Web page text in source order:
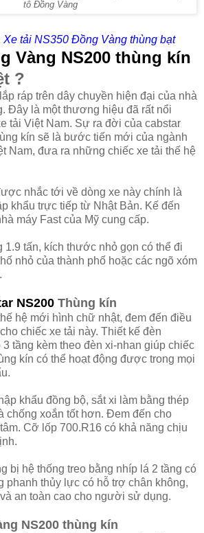
tô Đồng Vàng
Xe tải NS350 Đồng Vàng thùng bạt
Vàng NS200 thùng kín
?
ráp trên dây chuyền hiện đại của nhà
Đây là một thương hiệu đã rất nổi
tải Việt Nam. Sự ra đời của cabstar
kín sẽ là bước tiến mới của ngành
Nam, đưa ra những chiếc xe tải thế hệ
nhắc tới về dòng xe này chính là
khẩu trực tiếp từ Nhật Bản. Kế đến
máy Fast của Mỹ cung cấp.
1.9 tấn, kích thước nhỏ gọn có thể đi
nhỏ của thành phố hoặc các ngõ xóm
NS200 Thùng kín
hệ mới hình chữ nhật, đem đến điều
chiếc xe tải này. Thiết kế đèn
tầng kèm theo đèn xi-nhan giúp chiếc
kín có thể hoạt động được trong mọi
khẩu đồng bộ, sắt xi làm bằng thép
chống xoắn tốt hơn. Đem đến cho
Cỡ lốp 700.R16 có khả năng chịu
bị hệ thống treo bằng nhíp lá 2 tầng có
phanh thủy lực có hỗ trợ chân không,
an toàn cao cho người sử dụng.
NS200 thùng kín